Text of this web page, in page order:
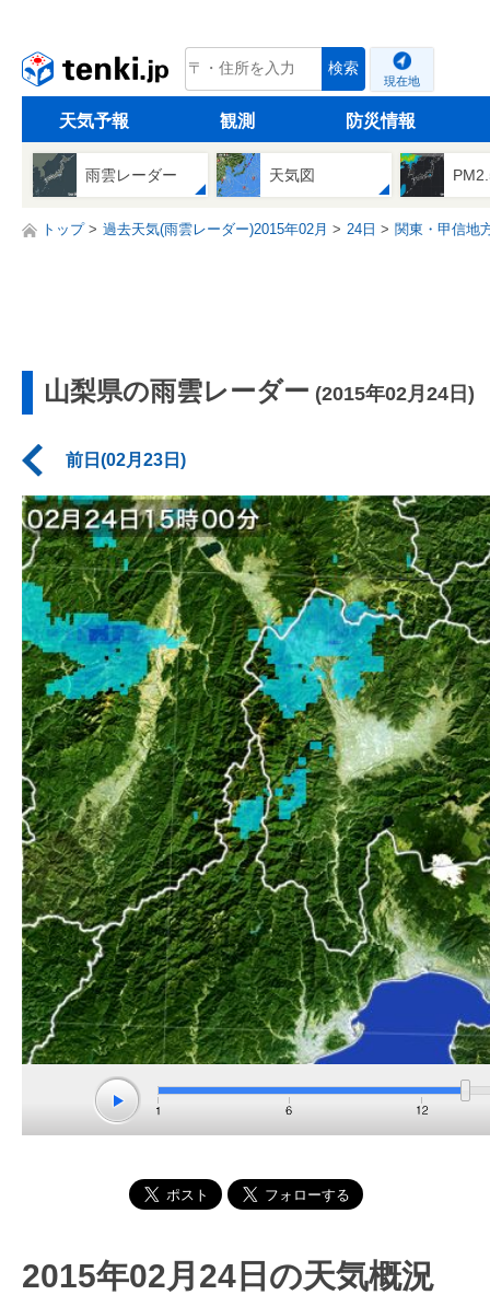
tenki.jp 検索
現在地
天気予報 観測 防災情報
雨雲レーダー 天気図
トップ 過去天気(雨雲レーダー)2015年02月 24日 関東・甲信地
山梨県の雨雲レーダー (2015年02月24日)
前日(02月23日)
2015年02月24日の天気概況